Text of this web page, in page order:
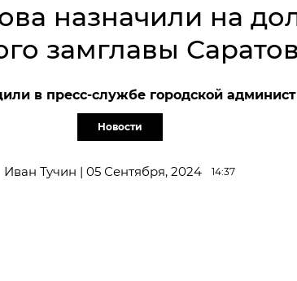
назначили на
замглавы
в пресс-службе городской
Новости
Иван Тучин | 05 Сентября, 2024 14:37